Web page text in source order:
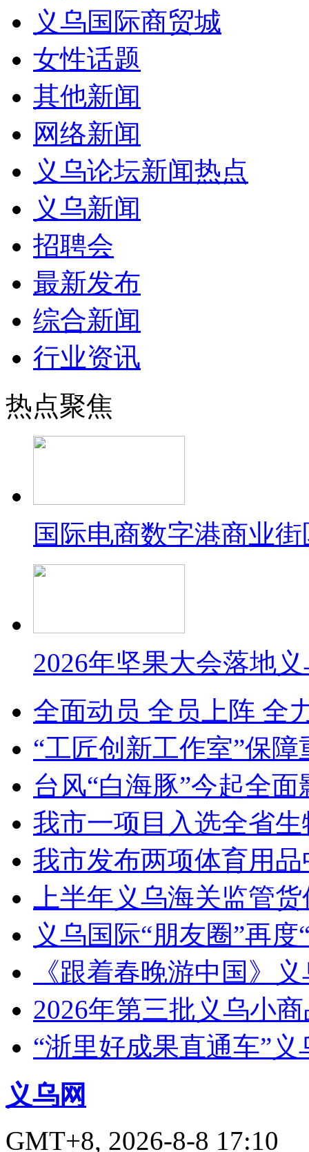
义乌国际商贸城
女性话题
其他新闻
网络新闻
义乌论坛新闻热点
义乌新闻
招聘会
最新发布
综合新闻
行业资讯
热点聚焦
国际电商数字港商业
2026年坚果大会落地
全面动员 全员上阵 全
“工匠创新工作室”保
台风“白海豚”今起全面
我市一项目入选全省
我市发布两项体育用
上半年义乌海关监管
义乌国际“朋友圈”再度
《跟着春晚游中国》
2026年第三批义乌小
“浙里好成果直通车”
义乌网
GMT+8, 2026-8-8 17:10